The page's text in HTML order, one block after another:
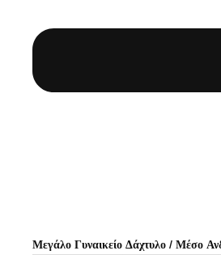
Μεγάλο Γυναικείο Δάχτυλο / Μέσο